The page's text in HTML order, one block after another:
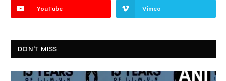
YouTube Vimeo
DON'T MISS